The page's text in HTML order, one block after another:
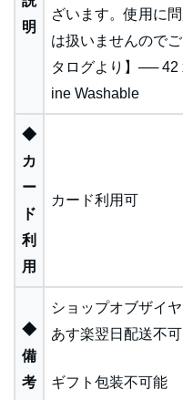
明
ざいます。使用に
は扱いませんので
タログより】── 42
ine Washable
◆
カ
ー
ド
利
用
カード利用可
◆
備
考
ショップオブザイ
あす楽翌日配送不可
ギフト包装不可能